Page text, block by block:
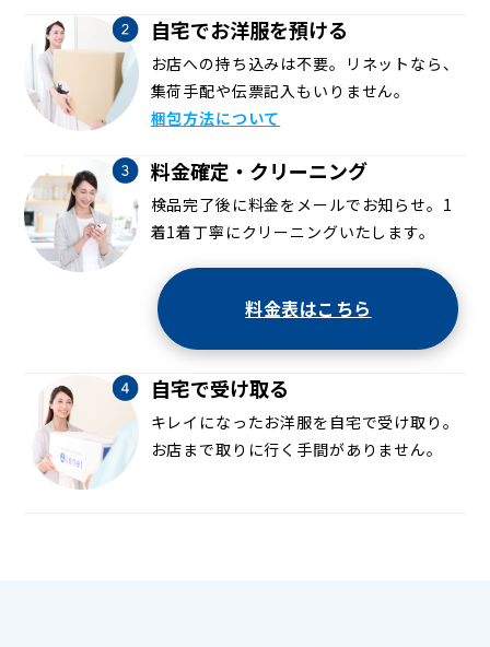
自宅でお洋服を預ける
お店への持ち込みは不要。リネットなら、
集荷手配や伝票記入もいりません。
梱包方法について
料金確定・クリーニング
検品完了後に料金をメールでお知らせ。1
着1着丁寧にクリーニングいたします。
料金表はこちら
自宅で受け取る
キレイになったお洋服を自宅で受け取り。
お店まで取りに行く手間がありません。